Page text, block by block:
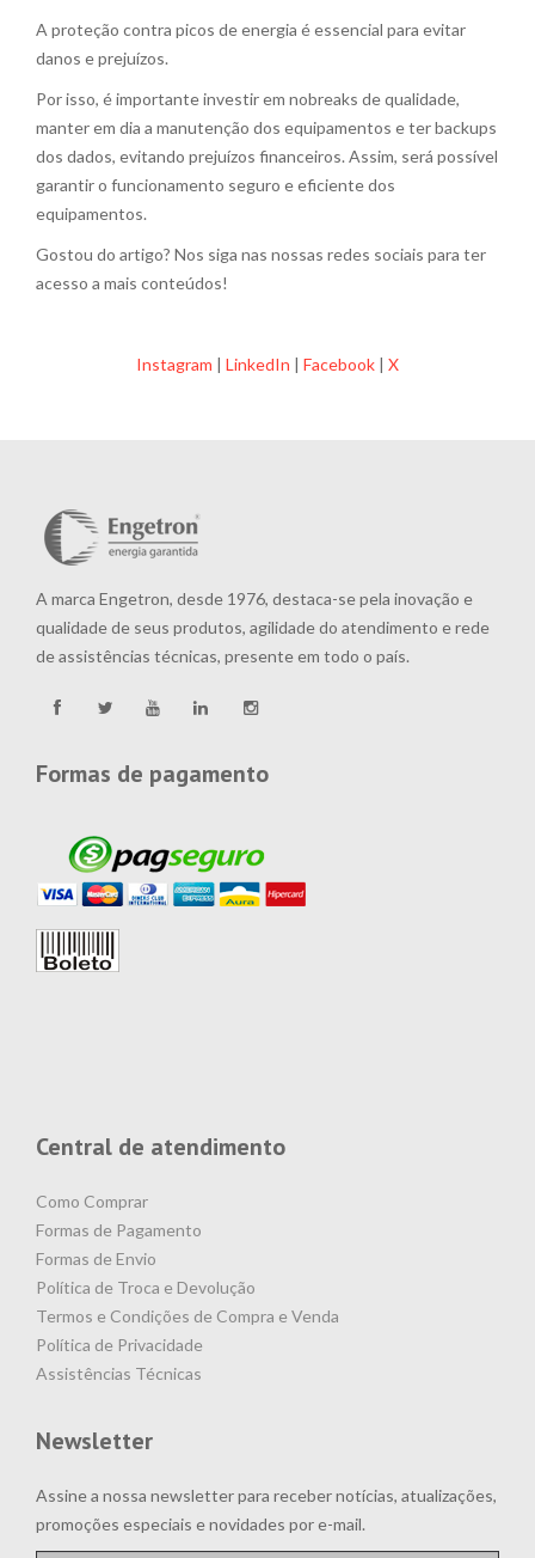
A proteção contra picos de energia é essencial para evitar
danos e prejuízos.
Por isso, é importante investir em nobreaks de qualidade,
manter em dia a manutenção dos equipamentos e ter backups
dos dados, evitando prejuízos financeiros. Assim, será possível
garantir o funcionamento seguro e eficiente dos
equipamentos.
Gostou do artigo? Nos siga nas nossas redes sociais para ter
acesso a mais conteúdos!
Instagram | LinkedIn | Facebook | X
A marca Engetron, desde 1976, destaca-se pela inovação e
qualidade de seus produtos, agilidade do atendimento e rede
de assistências técnicas, presente em todo o país.
Formas de pagamento
Central de atendimento
Como Comprar
Formas de Pagamento
Formas de Envio
Política de Troca e Devolução
Termos e Condições de Compra e Venda
Política de Privacidade
Assistências Técnicas
Newsletter
Assine a nossa newsletter para receber notícias, atualizações,
promoções especiais e novidades por e-mail.